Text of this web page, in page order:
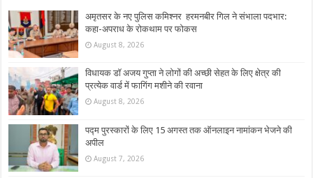
अमृतसर के नए पुलिस कमिश्नर हरमनबीर गिल ने संभाला पदभार:
कहा-अपराध के रोकथाम पर फोकस
August 8, 2026
विधायक डॉ अजय गुप्ता ने लोगों की अच्छी सेहत के लिए क्षेत्र की
प्रत्येक वार्ड में फागिंग मशीने की रवाना
August 8, 2026
पद्म पुरस्कारों के लिए 15 अगस्त तक ऑनलाइन नामांकन भेजने की
अपील
August 7, 2026